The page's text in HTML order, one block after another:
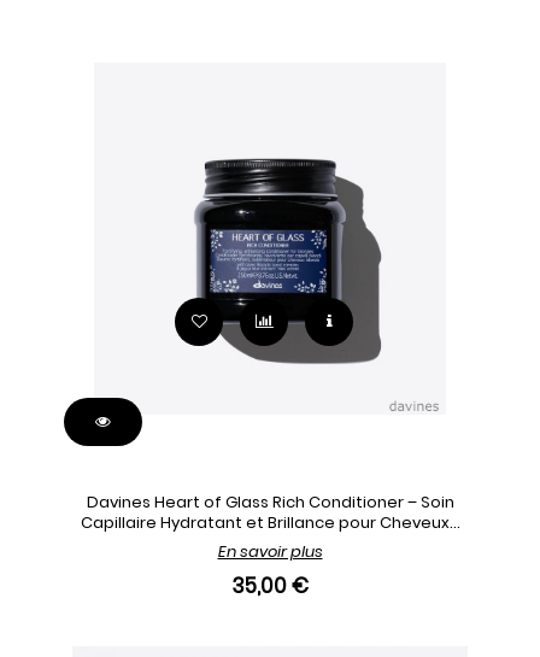
Davines Heart of Glass Rich Conditioner – Soin
Capillaire Hydratant et Brillance pour Cheveux...
En savoir plus
35,00 €